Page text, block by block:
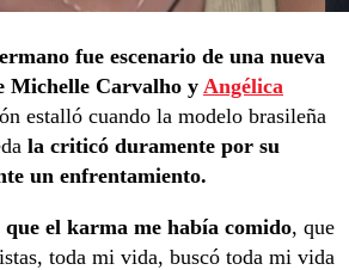
fue escenario de una nueva
Michelle Carvalho y Angélica
estalló cuando la modelo brasileña
la criticó duramente por su
un enfrentamiento.
el karma me había comido, que
toda mi vida, buscó toda mi vida